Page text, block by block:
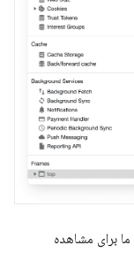
ما برای مشاهده